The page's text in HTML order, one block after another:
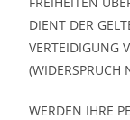
DIENT DER
VERTEIDIGUNG
(WIDERSPRUCH
WERDEN IHRE